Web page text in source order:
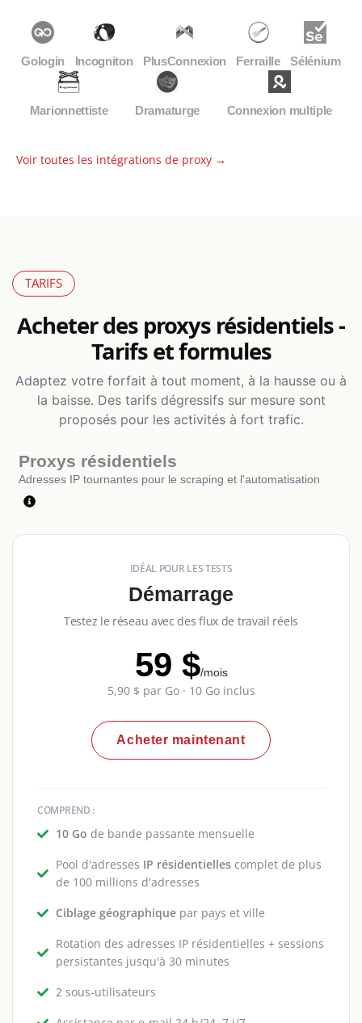
Gologin Incogniton PlusConnexion Ferraille Sélénium
Marionnettiste Dramaturge Connexion multiple
Voir toutes les intégrations de proxy →
TARIFS
Acheter des proxys résidentiels -
Tarifs et formules
Adaptez votre forfait à tout moment, à la hausse ou à
la baisse. Des tarifs dégressifs sur mesure sont
proposés pour les activités à fort trafic.
Proxys résidentiels
Adresses IP tournantes pour le scraping et l'automatisation
IDÉAL POUR LES TESTS
Démarrage
Testez le réseau avec des flux de travail réels
59 $/mois
5,90 $ par Go · 10 Go inclus
Acheter maintenant
COMPREND :
10 Go de bande passante mensuelle
Pool d'adresses IP résidentiellescomplet de plus
de 100 millions d'adresses
Ciblage géographiquepar pays et ville
Rotation des adresses IP résidentielles + sessions
persistantes jusqu'à 30 minutes
2 sous-utilisateurs